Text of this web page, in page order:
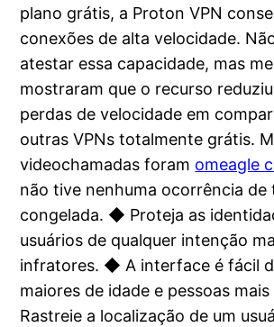
plano grátis, a Proton VPN
conexões de alta velocidade.
atestar essa capacidade, mas
mostraram que o recurso
perdas de velocidade em
outras VPNs totalmente grátis.
videochamadas foram omeagle
não tive nenhuma ocorrência de
congelada. ◆ Proteja as
usuários de qualquer intenção
infratores. ◆ A interface é fácil
maiores de idade e pessoas
Rastreie a localização de um